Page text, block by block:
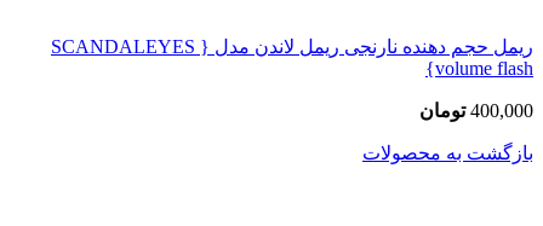
ریمل حجم دهنده نارنجی ریمل لاندن مدل { SCANDALEYES
volume flash}
400,000 تومان
بازگشت به محصولات